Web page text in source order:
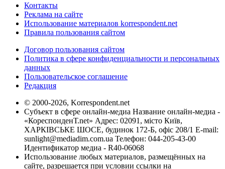
Контакты
Реклама на сайте
Использование материалов korrespondent.net
Правила пользования сайтом
Договор пользования сайтом
Политика в сфере конфиденциальности и персональных
данных
Пользовательское соглашение
Редакция
© 2000-2026, Korrespondent.net
Субъект в сфере онлайн-медиа Название онлайн-медиа -
«КореспонденТ.net» Адрес: 02091, місто Київ,
ХАРКІВСЬКЕ ШОСЕ, будинок 172-Б, офіс 208/1 E-mail:
sunlight@mediadim.com.ua Телефон: 044-205-43-00
Идентификатор медиа - R40-06068
Использование любых материалов, размещённых на
сайте, разрешается при условии ссылки на